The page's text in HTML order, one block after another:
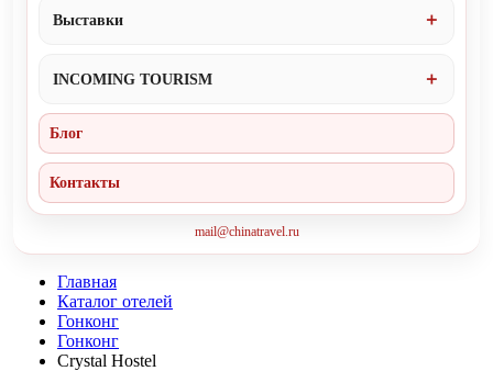
Выставки
INCOMING TOURISM
Блог
Контакты
mail@chinatravel.ru
Главная
Каталог отелей
Гонконг
Гонконг
Crystal Hostel